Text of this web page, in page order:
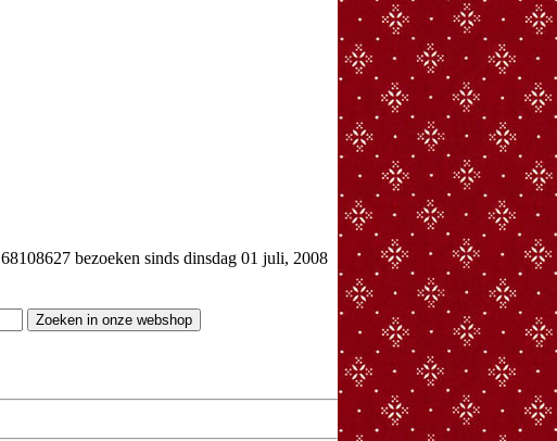
68108627 bezoeken sinds dinsdag 01 juli, 2008